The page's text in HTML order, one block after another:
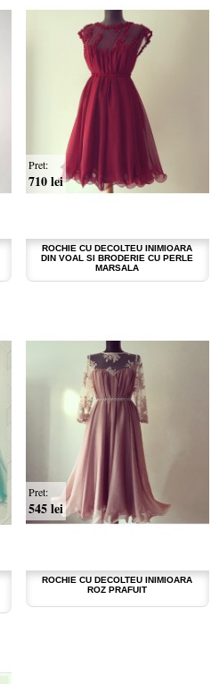
ROCHIE CU DECOLTEU INIMIOARA
DIN VOAL SI BRODERIE CU PERLE
MARSALA
Pret:
710 lei
ROCHIE CU DECOLTEU INIMIOARA
ROZ PRAFUIT
Pret:
545 lei